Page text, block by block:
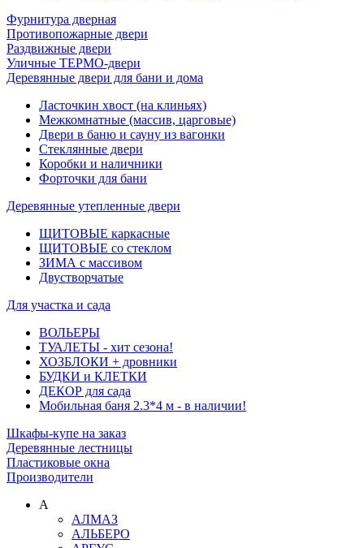
Фурнитура дверная
Противопожарные двери
Раздвижные двери
Уличные ТЕРМО-двери
Деревянные двери для бани и дома
Ласточкин хвост (на клиньях)
Межкомнатные (массив, царговые)
Двери в баню и сауну из вагонки
Стеклянные двери
Коробки и наличники
Форточки для бани
Деревянные утепленные двери
ЩИТОВЫЕ каркасные
ЩИТОВЫЕ со стеклом
ЗИМА с массивом
Двустворчатые
Для участка и сада
ВОЛЬЕРЫ
ТУАЛЕТЫ - хит сезона!
ХОЗБЛОКИ + дровники
БУДКИ и КЛЕТКИ
ДЕКОР для сада
Мобильная баня 2.3*4 м - в наличии!
Шкафы-купе на заказ
Деревянные лестницы
Пластиковые окна
Производители
А
АЛМАЗ
АЛЬБЕРО